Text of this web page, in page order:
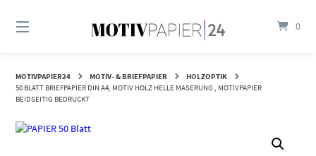
zum
0
MOTIVPAPIER24 MOTIV- & BRIEFPAPIER
HOLZOPTIK
50 BLATT BRIEFPAPIER DIN A4, MOTIV HOLZ HELLE MASERUNG , MOTIVPAPIER
BEIDSEITIG BEDRUCKT